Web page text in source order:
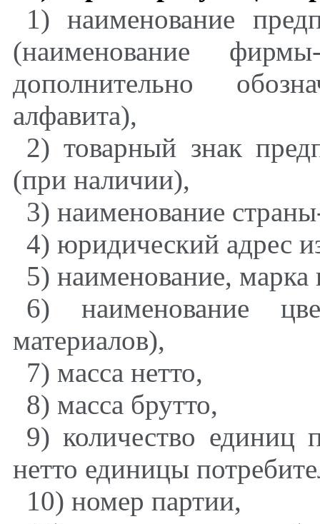
1) наименование
(наименование
дополнительно
алфавита),
2) товарный знак
(при наличии),
3) наименование
4) юридический адрес
5) наименование, марка
6) наименование
материалов),
7) масса нетто,
8) масса брутто,
9) количество единиц
нетто единицы
10) номер партии,